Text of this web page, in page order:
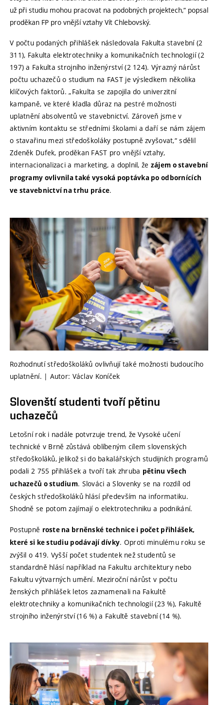
už při studiu mohou pracovat na podobných projektech,“ popsal
proděkan FP pro vnější vztahy Vít Chlebovský.
V počtu podaných přihlášek následovala Fakulta stavební (2
311), Fakulta elektrotechniky a komunikačních technologií (2
197) a Fakulta strojního inženýrství (2 124). Výrazný nárůst
počtu uchazečů o studium na FAST je výsledkem několika
klíčových faktorů. „Fakulta se zapojila do univerzitní
kampaně, ve které kladla důraz na pestré možnosti
uplatnění absolventů ve stavebnictví. Zároveň jsme v
aktivním kontaktu se středními školami a daří se nám zájem
o stavařinu mezi středoškoláky postupně zvyšovat,“ sdělil
Zdeněk Dufek, proděkan FAST pro vnější vztahy,
internacionalizaci a marketing, a doplnil, že zájem o stavební
programy ovlivnila také vysoká poptávka po odbornících
ve stavebnictví na trhu práce.
Rozhodnutí středoškoláků ovlivňují také možnosti budoucího
uplatnění. | Autor: Václav Koníček
Slovenští studenti tvoří pětinu
uchazečů
Letošní rok i nadále potvrzuje trend, že Vysoké učení
technické v Brně zůstává oblíbeným cílem slovenských
středoškoláků, jelikož si do bakalářských studijních programů
podali 2 755 přihlášek a tvoří tak zhruba pětinu všech
uchazečů o studium. Slováci a Slovenky se na rozdíl od
českých středoškoláků hlásí především na informatiku.
Shodně se potom zajímají o elektrotechniku a podnikání.
Postupně roste na brněnské technice i počet přihlášek,
které si ke studiu podávají dívky. Oproti minulému roku se
zvýšil o 419. Vyšší počet studentek než studentů se
standardně hlásí například na Fakultu architektury nebo
Fakultu výtvarných umění. Meziroční nárůst v počtu
ženských přihlášek letos zaznamenali na Fakultě
elektrotechniky a komunikačních technologií (23 %), Fakultě
strojního inženýrství (16 %) a Fakultě stavební (14 %).